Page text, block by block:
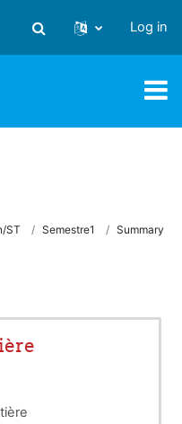
Toggle search input
Log in
ST Semestre1 Summary